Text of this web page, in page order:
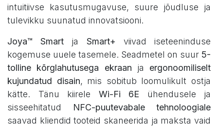
intuitiivse kasutusmugavuse, suure jõudluse ja
tulevikku suunatud innovatsiooni.
Joya™ Smart ja Smart+ viivad iseteeninduse
kogemuse uuele tasemele. Seadmetel on suur 5-
tolline kõrglahutusega ekraan ja ergonoomiliselt
kujundatud disain, mis sobitub loomulikult ostja
kätte. Tänu kiirele Wi-Fi 6E ühendusele ja
sisseehitatud
NFC-puutevabale tehnoloogiale
saavad kliendid tooteid skaneerida ja maksta vaid